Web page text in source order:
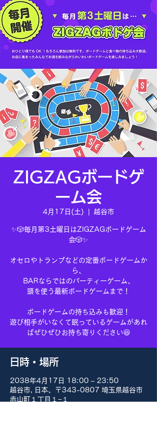
ZIGZAGボードゲ
ーム会
4月17日(土) 越谷市
✨🎲毎月第3土曜日はZIGZAGボードゲーム
会🎲✨
オセロやトランプなどの定番ボードゲームか
ら、
BARならではのパーティーゲーム、
頭を使う最新ボードゲームまで！
ボードゲームの持ち込みも歓迎！
遊び相手がいなくて眠っているゲームがあれ
ばぜひぜひお持ち寄りください😆
日時・場所
2038年4月17日 18:00 – 23:50
越谷市, 日本、〒343-0807 埼玉県越谷市
赤山町１丁目１−１